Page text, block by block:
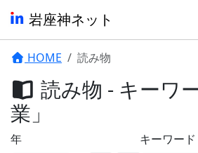
岩座神ネット
HOME 読み物
読み物 - キーワ
業」
年 キーワード